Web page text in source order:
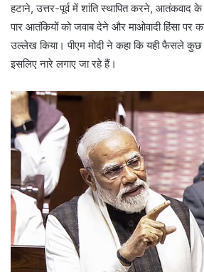
हटाने, उत्तर-पूर्व में शांति स्थापित करने, आतंकवाद के
पार आतंकियों को जवाब देने और माओवादी हिंसा पर
उल्लेख किया। पीएम मोदी ने कहा कि यही फैसले
इसलिए नारे लगाए जा रहे हैं।